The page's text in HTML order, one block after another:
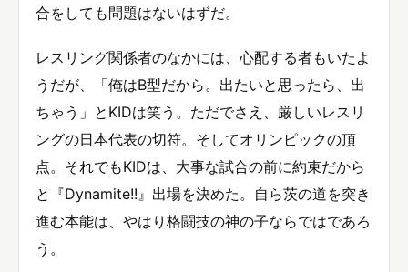
合をしても問題はないはずだ。
レスリング関係者のなかには、心配する者もいたよ
うだが、「俺はB型だから。出たいと思ったら、出
ちゃう」とKIDは笑う。ただでさえ、厳しいレスリ
ングの日本代表の切符。そしてオリンピックの頂
点。それでもKIDは、大事な試合の前に約束だから
と『Dynamite!!』出場を決めた。自ら茨の道を突き
進む本能は、やはり格闘技の神の子ならではであろ
う。